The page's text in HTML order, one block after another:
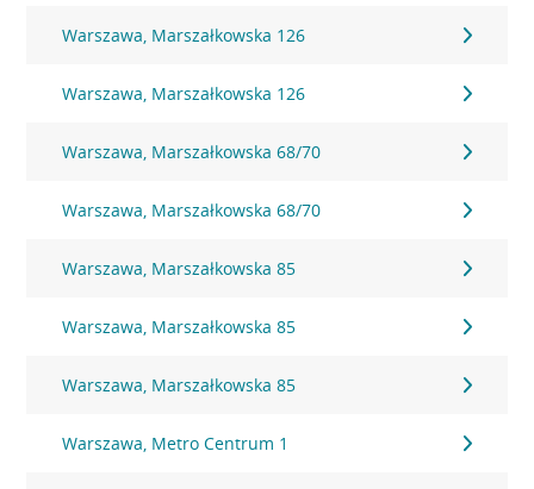
Warszawa, Marszałkowska 126
Warszawa, Marszałkowska 126
Warszawa, Marszałkowska 68/70
Warszawa, Marszałkowska 68/70
Warszawa, Marszałkowska 85
Warszawa, Marszałkowska 85
Warszawa, Marszałkowska 85
Warszawa, Metro Centrum 1